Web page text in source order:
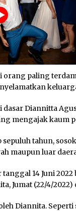
orang paling
Diannitta
mengajak
sepuluh tahun,
maupun luar
14 Juni
Jumat (22/4/2022)
Diannita.